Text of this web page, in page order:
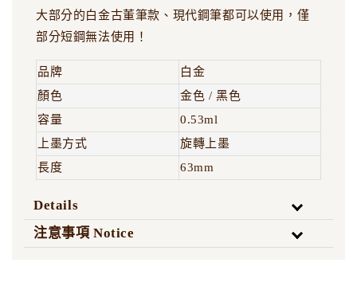
大部分的白金古董筆款、現代鋼筆都可以使用，僅
部分短鋼無法使用！
品牌
白金
顏色
金色 / 黑色
容量
0.53ml
上墨方式
旋轉上墨
長度
63mm
Details
注意事項 Notice